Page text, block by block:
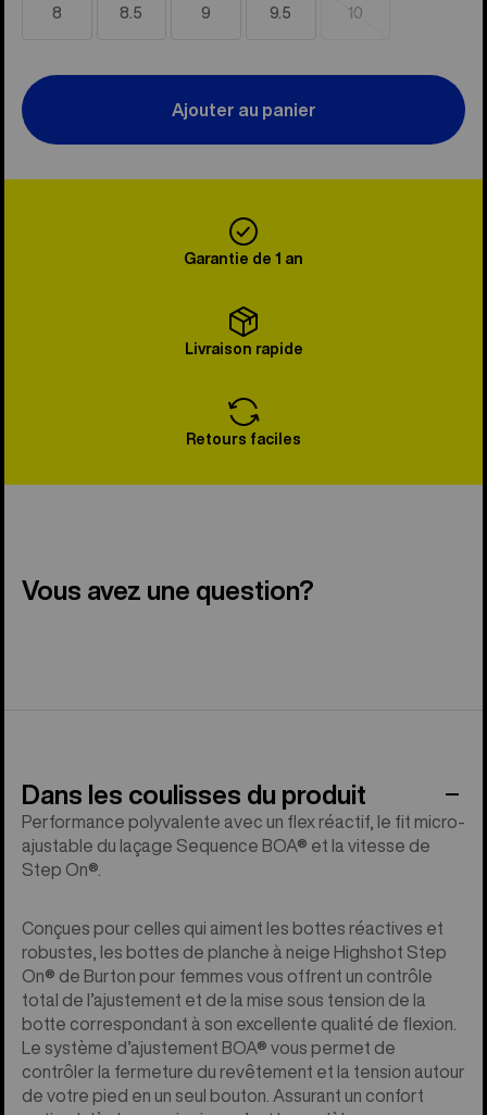
8 8.5 9 9.5 10
Épuisé
Ajouter au panier
Garantie de 1 an
Livraison rapide
Retours faciles
Vous avez une question?
Dans les coulisses du produit
Performance polyvalente avec un flex réactif, le fit micro-
ajustable du laçage Sequence BOA® et la vitesse de
Step On®.
Conçues pour celles qui aiment les bottes réactives et
robustes, les bottes de planche à neige Highshot Step
On® de Burton pour femmes vous offrent un contrôle
total de l’ajustement et de la mise sous tension de la
botte correspondant à son excellente qualité de flexion.
Le système d’ajustement BOA® vous permet de
contrôler la fermeture du revêtement et la tension autour
de votre pied en un seul bouton. Assurant un confort